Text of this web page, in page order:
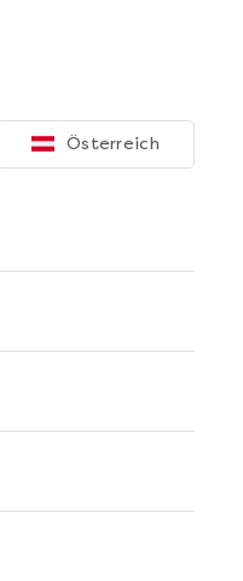
- DIY-Set
Österreich